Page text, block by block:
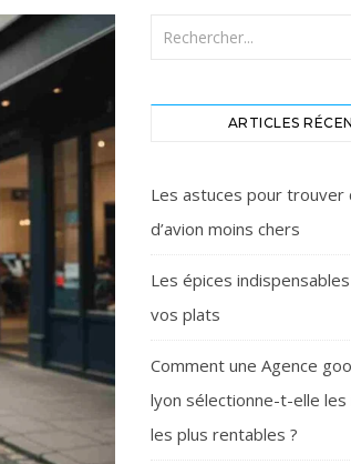
ARTICLES
Les astuces pour trouver
d’avion moins chers
Les épices
vos plats
Comment une Agence
lyon sélectionne-t-elle
les plus rentables ?